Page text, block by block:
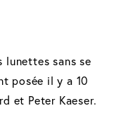
lunettes sans se
posée il y a 10
et Peter Kaeser.